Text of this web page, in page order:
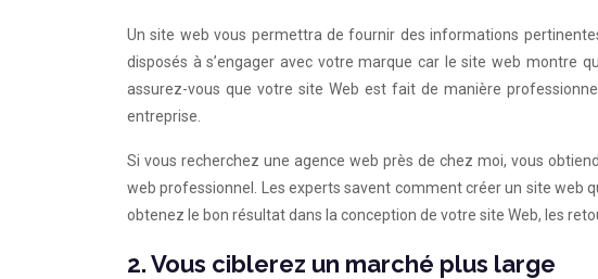
Un site web vous permettra de fournir des informations
disposés à s’engager avec votre marque car le site web montre
assurez-vous que votre site Web est fait de manière
entreprise.
Si vous recherchez une agence web près de chez moi, vous
web professionnel. Les experts savent comment créer un site web
obtenez le bon résultat dans la conception de votre site Web, les
2. Vous ciblerez un marché plus large